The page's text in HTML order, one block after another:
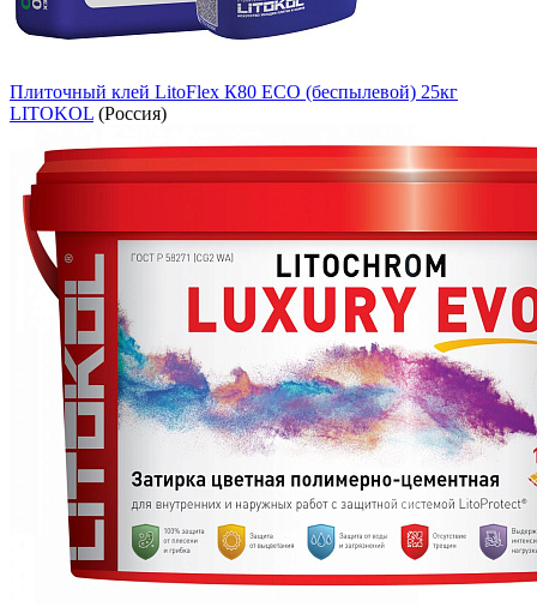
Плиточный клей LitoFlex К80 ECO (беспылевой) 25кг
LITOKOL (Россия)